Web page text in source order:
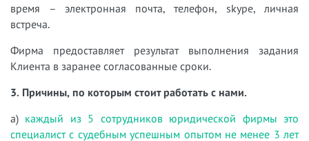
время – электронная почта, телефон, skype, личная
встреча.
Фирма предоставляет результат выполнения задания
Клиента в заранее согласованные сроки.
3. Причины, по которым стоит работать с нами.
а) каждый из 5 сотрудников юридической фирмы это
специалист с судебным успешным опытом не менее 3 лет